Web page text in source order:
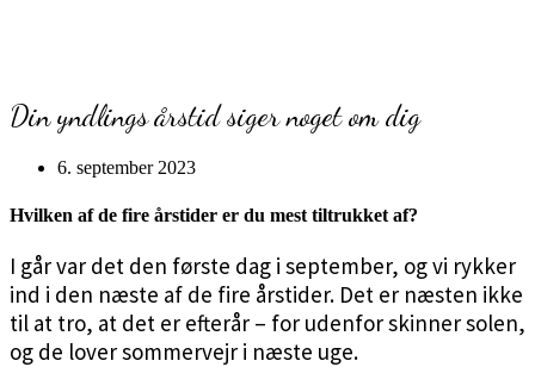
Din yndlings årstid siger noget om dig
6. september 2023
Hvilken af de fire årstider er du mest tiltrukket af?
I går var det den første dag i september, og vi rykker
ind i den næste af de fire årstider. Det er næsten ikke
til at tro, at det er efterår – for udenfor skinner solen,
og de lover sommervejr i næste uge.